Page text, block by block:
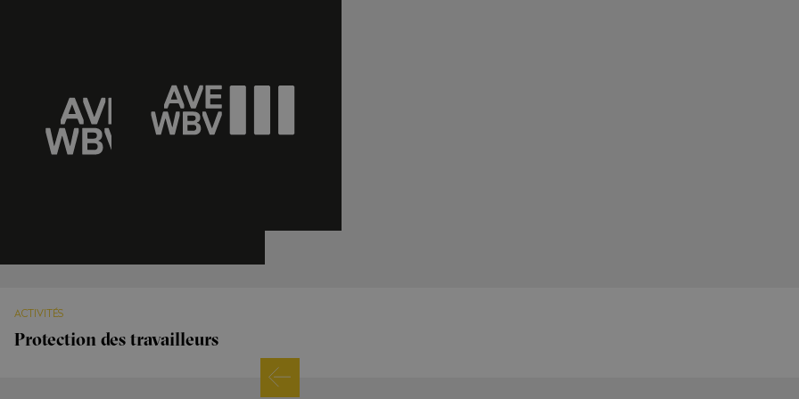
ACTIVITÉS
Protection des travailleurs